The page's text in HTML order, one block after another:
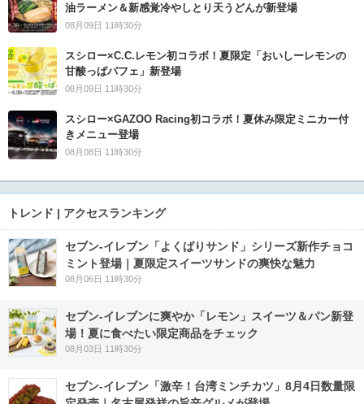
油ラーメン＆新感覚冷やしとり天うどんが新登場
08月09日 11時30分
スシロー×C.C.レモン初コラボ！夏限定「おいしーレモンの
甘酸っぱパフェ」新登場
08月09日 11時30分
スシロー×GAZOO Racing初コラボ！夏休み限定ミニカー付
きメニュー登場
08月08日 11時30分
トレンド | アクセスランキング
セブン‐イレブン「よくばりサンド」シリーズ新作チョコ
ミント登場｜夏限定スイーツサンドの爽快な魅力
08月06日 11時30分
セブン‐イレブンに爽やか「レモン」スイーツ＆パン新登
場！夏に食べたい限定商品をチェック
08月03日 11時30分
セブン-イレブン「激辛！台湾ミンチカツ」8月4日数量限